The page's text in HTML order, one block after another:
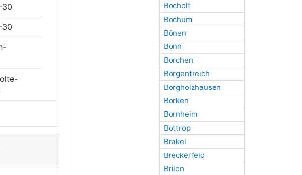
Bocholt
Bochum
Bönen
Bonn
Borchen
Borgentreich
Borgholzhausen
Borken
Bornheim
Bottrop
Brakel
Breckerfeld
Brilon
30
30